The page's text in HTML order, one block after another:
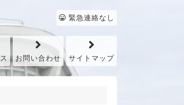
緊急連絡なし
お問い合わせ サイトマップ